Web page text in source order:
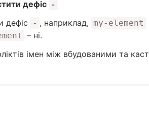
дефіс -
дефіс - , наприклад, my-element
– ні.
імен між вбудованими та